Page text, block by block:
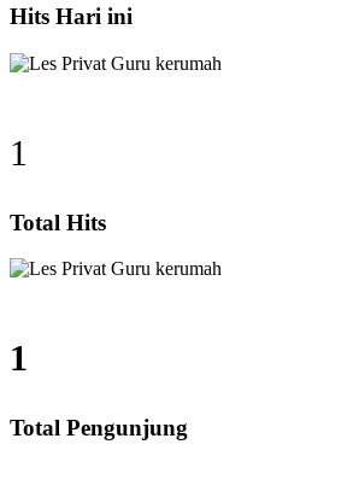
Hits Hari ini
1
Total Hits
1
Total Pengunjung